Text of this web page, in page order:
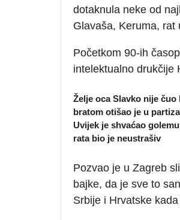
dotaknula neke od
Glavaša, Keruma, rat
Početkom 90-ih
intelektualno drukčije
Želje oca Slavko nije
bratom otišao je u
Uvijek je shvaćao
rata bio je neustrašiv
Pozvao je u Zagreb
bajke, da je sve to
Srbije i Hrvatske